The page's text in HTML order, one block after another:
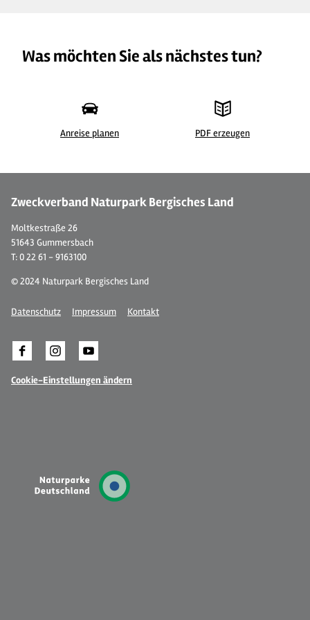
Was möchten Sie als nächstes tun?
Anreise planen PDF erzeugen
Zweckverband Naturpark Bergisches Land
Moltkestraße 26
51643 Gummersbach
T: 0 22 61 - 9163100
© 2024 Naturpark Bergisches Land
Datenschutz Impressum Kontakt
Cookie-Einstellungen ändern